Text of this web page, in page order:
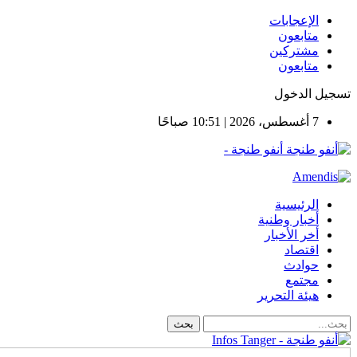
الإعجابات
متابعون
مشتركين
متابعون
تسجيل الدخول
7 أغسطس، 2026 | 10:51 صباحًا
أنفو طنجة -
الرئيسية
أخبار وطنية
أخر الأخبار
اقتصاد
حوادث
مجتمع
هيئة التحرير